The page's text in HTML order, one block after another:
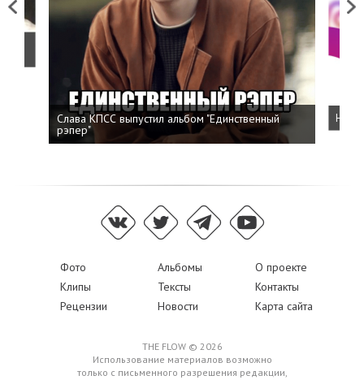
Previous
Слава КПСС выпустил альбом "Единственный
рэпер"
Next
Фото Альбомы
О проекте
Клипы
Тексты
Контакты
Рецензии
Новости Карта сайта
THE FLOW © 2026
Использование материалов возможно
только с письменного разрешения редакции,